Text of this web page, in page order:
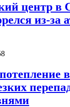
центр в
из-за